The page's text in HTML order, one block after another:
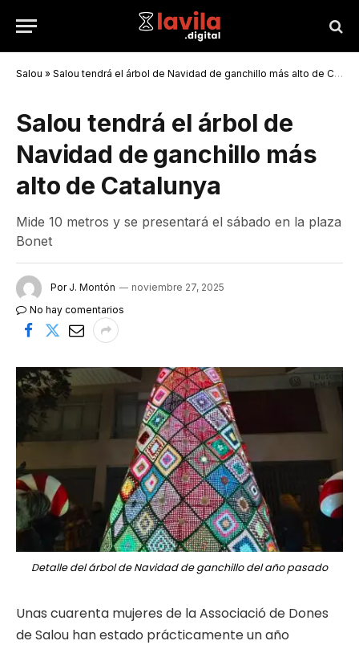
Salou » Salou tendrá el árbol de Navidad de ganchillo más alto de Catalunya
Salou tendrá el árbol de
Navidad de ganchillo más
alto de Catalunya
Mide 10 metros y se presentará el sábado en la plaza
Bonet
Por J. Montón
noviembre 27, 2025
No hay comentarios
Detalle del árbol de Navidad de ganchillo del año pasado
Unas cuarenta mujeres de la Associació de Dones
de Salou han estado prácticamente un año